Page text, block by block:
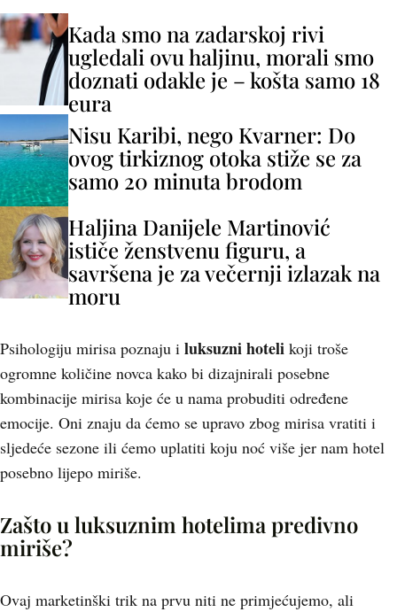
Kada smo na zadarskoj rivi
ugledali ovu haljinu, morali smo
doznati odakle je – košta samo 18
eura
Nisu Karibi, nego Kvarner: Do
ovog tirkiznog otoka stiže se za
samo 20 minuta brodom
Haljina Danijele Martinović
ističe ženstvenu figuru, a
savršena je za večernji izlazak na
moru
Psihologiju mirisa poznaju i luksuzni hoteli koji troše
ogromne količine novca kako bi dizajnirali posebne
kombinacije mirisa koje će u nama probuditi određene
emocije. Oni znaju da ćemo se upravo zbog mirisa vratiti i
sljedeće sezone ili ćemo uplatiti koju noć više jer nam hotel
posebno lijepo miriše.
Zašto u luksuznim hotelima predivno
miriše?
Ovaj marketinški trik na prvu niti ne primjećujemo, ali